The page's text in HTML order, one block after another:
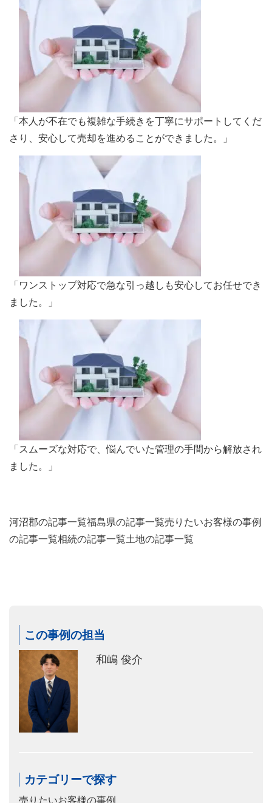
「本人が不在でも複雑な手続きを丁寧にサポートしてくだ
さり、安心して売却を進めることができました。」
「ワンストップ対応で急な引っ越しも安心してお任せでき
ました。」
「スムーズな対応で、悩んでいた管理の手間から解放され
ました。」
河沼郡の記事一覧福島県の記事一覧売りたいお客様の事例
の記事一覧相続の記事一覧土地の記事一覧
この事例の担当
和嶋 俊介
カテゴリーで探す
売りたいお客様の事例